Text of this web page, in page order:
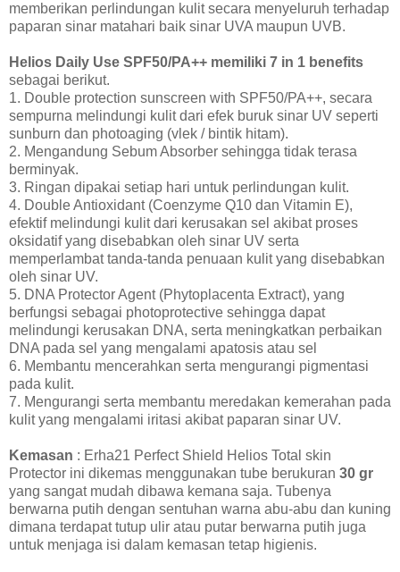
memberikan perlindungan kulit secara menyeluruh terhadap
paparan sinar matahari baik sinar UVA maupun UVB.
Helios Daily Use SPF50/PA++ memiliki 7 in 1 benefits
sebagai berikut.
1. Double protection sunscreen with SPF50/PA++, secara
sempurna melindungi kulit dari efek buruk sinar UV seperti
sunburn dan photoaging (vlek / bintik hitam).
2. Mengandung Sebum Absorber sehingga tidak terasa
berminyak.
3. Ringan dipakai setiap hari untuk perlindungan kulit.
4. Double Antioxidant (Coenzyme Q10 dan Vitamin E),
efektif melindungi kulit dari kerusakan sel akibat proses
oksidatif yang disebabkan oleh sinar UV serta
memperlambat tanda-tanda penuaan kulit yang disebabkan
oleh sinar UV.
5. DNA Protector Agent (Phytoplacenta Extract), yang
berfungsi sebagai photoprotective sehingga dapat
melindungi kerusakan DNA, serta meningkatkan perbaikan
DNA pada sel yang mengalami apatosis atau sel
6. Membantu mencerahkan serta mengurangi pigmentasi
pada kulit.
7. Mengurangi serta membantu meredakan kemerahan pada
kulit yang mengalami iritasi akibat paparan sinar UV.
Kemasan : Erha21 Perfect Shield Helios Total skin
Protector ini dikemas menggunakan tube berukuran 30 gr
yang sangat mudah dibawa kemana saja. Tubenya
berwarna putih dengan sentuhan warna abu-abu dan kuning
dimana terdapat tutup ulir atau putar berwarna putih juga
untuk menjaga isi dalam kemasan tetap higienis.